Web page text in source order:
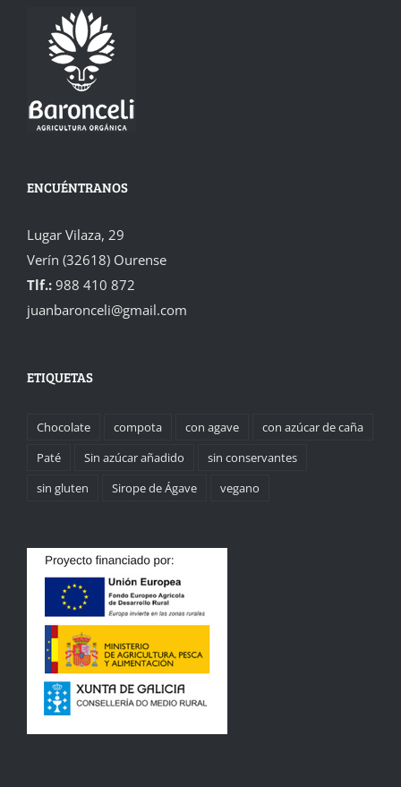
ENCUÉNTRANOS
Lugar Vilaza, 29
Verín (32618) Ourense
Tlf.: 988 410 872
juanbaronceli@gmail.com
ETIQUETAS
Chocolate compota con agave
con azúcar de caña
Paté
Sin azúcar añadido
sin conservantes
sin gluten
Sirope de Ágave vegano